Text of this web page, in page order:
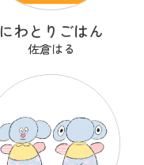
にわとりごはん
佐倉はる